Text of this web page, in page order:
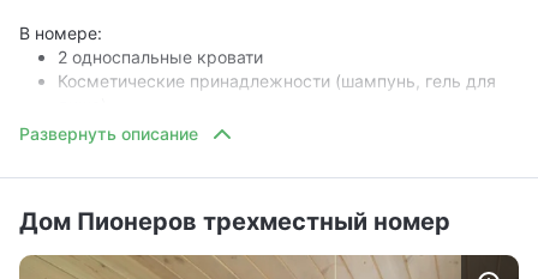
В номере:
2 односпальные кровати
Косметические принадлежности (шампунь, гель для
Дом Пионеров трехместный номер